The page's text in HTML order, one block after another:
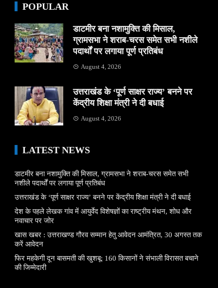
POPULAR
डाटमीर बना नशामुक्ति की मिसाल,
ग्रामसभा ने शराब-चरस समेत सभी नशीले
पदार्थों पर लगाया पूर्ण प्रतिबंध
August 4, 2026
उत्तराखंड के ‘पूर्ण साक्षर राज्य’ बनने पर
केंद्रीय शिक्षा मंत्री ने दी बधाई
August 4, 2026
LATEST NEWS
डाटमीर बना नशामुक्ति की मिसाल, ग्रामसभा ने शराब-चरस समेत सभी
नशीले पदार्थों पर लगाया पूर्ण प्रतिबंध
उत्तराखंड के ‘पूर्ण साक्षर राज्य’ बनने पर केंद्रीय शिक्षा मंत्री ने दी बधाई
देश के पहले लेखक गांव में आयुर्वेद विशेषज्ञों का राष्ट्रीय मंथन, शोध और
नवाचार पर जोर
खास खबर : उत्तराखण्ड गौरव सम्मान हेतु आवेदन आमंत्रित, 30 अगस्त तक
करें आवेदन
फिर महकेगी दून बासमती की खुशबू: 160 किसानों ने संभाली विरासत बचाने
की जिम्मेदारी